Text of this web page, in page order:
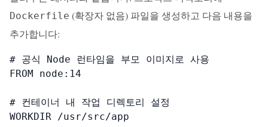
Dockerfile (확장자 없음) 파일을 생성하고 다음 내용을
추가합니다:
# 공식 Node 런타임을 부모 이미지로 사용
FROM node:14
# 컨테이너 내 작업 디렉토리 설정
WORKDIR /usr/src/app